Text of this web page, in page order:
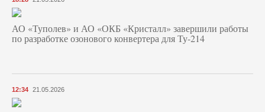
АО «Туполев» и АО «ОКБ «Кристалл» завершили работы
по разработке озонового конвертера для Ту-214
12:34 21.05.2026